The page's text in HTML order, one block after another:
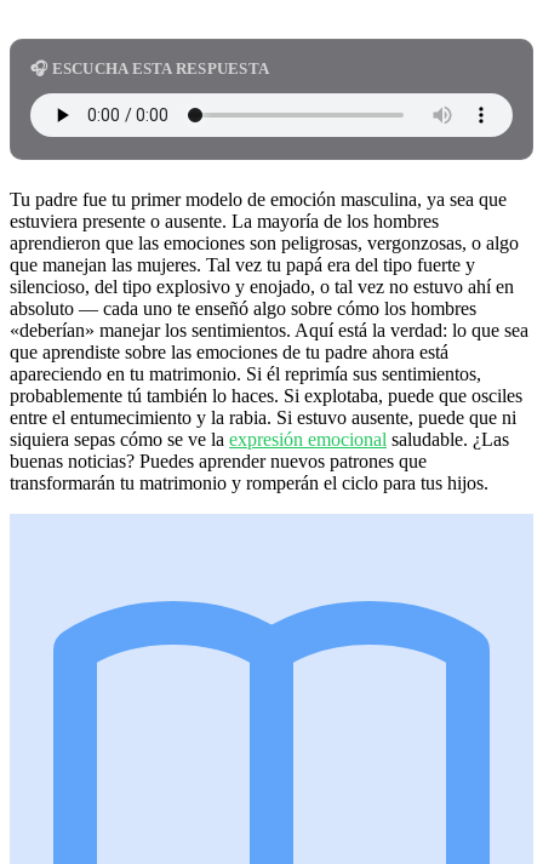
🎧 ESCUCHA ESTA RESPUESTA
Tu padre fue tu primer modelo de emoción masculina, ya sea que
estuviera presente o ausente. La mayoría de los hombres
aprendieron que las emociones son peligrosas, vergonzosas, o algo
que manejan las mujeres. Tal vez tu papá era del tipo fuerte y
silencioso, del tipo explosivo y enojado, o tal vez no estuvo ahí en
absoluto — cada uno te enseñó algo sobre cómo los hombres
«deberían» manejar los sentimientos. Aquí está la verdad: lo que sea
que aprendiste sobre las emociones de tu padre ahora está
apareciendo en tu matrimonio. Si él reprimía sus sentimientos,
probablemente tú también lo haces. Si explotaba, puede que osciles
entre el entumecimiento y la rabia. Si estuvo ausente, puede que ni
siquiera sepas cómo se ve la expresión emocional saludable. ¿Las
buenas noticias? Puedes aprender nuevos patrones que
transformarán tu matrimonio y romperán el ciclo para tus hijos.